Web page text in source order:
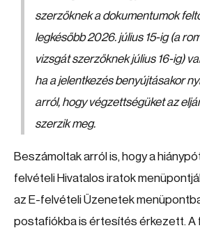
szerzőknek a dokumentumok
legkésőbb 2026. július 15-ig (a
vizsgát szerzőknek július 16-ig)
ha a jelentkezés benyújtásakor
arról, hogy végzettségüket az
szerzik meg.
Beszámoltak arról is, hogy a
felvételi Hivatalos iratok
az E-felvételi Üzenetek
postafiókba is értesítés érkezett. A